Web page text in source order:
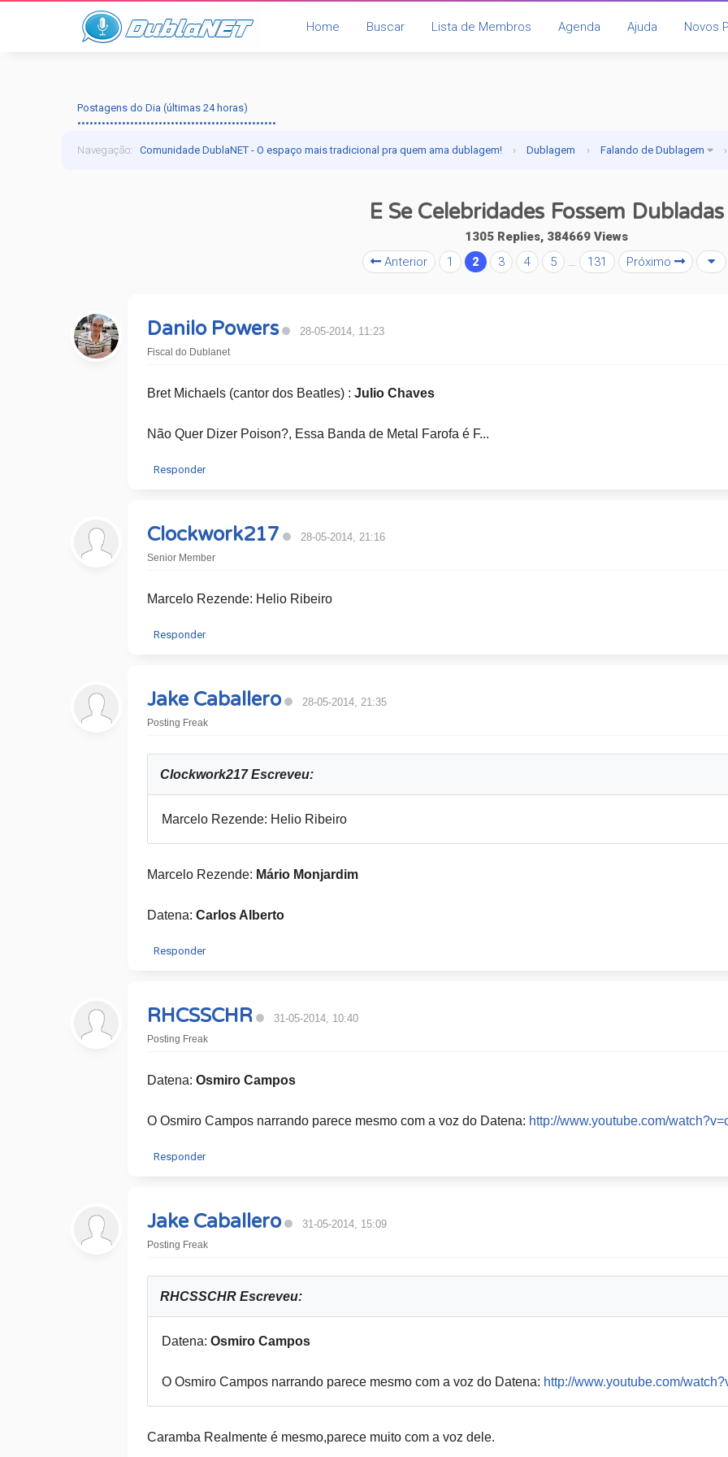
Home Buscar Lista de Membros Agenda Ajuda Novos
Postagens do Dia (últimas 24 horas)
•••••••••••••••••••••••••••••••••••••••••••••••••
Navegação:Comunidade DublaNET - O espaço mais tradicional pra quem ama dublagem! › Dublagem › Falando de Dublagem ›
E Se Celebridades Fossem Dubladas
1305 Replies, 384669 Views
Anterior
1 2 3 4 5 … 131 Próximo
Danilo Powers 28-05-2014, 11:23
Fiscal do Dublanet
Bret Michaels (cantor dos Beatles) : Julio Chaves
Não Quer Dizer Poison?, Essa Banda de Metal Farofa é F...
Responder
Clockwork217 28-05-2014, 21:16
Senior Member
Marcelo Rezende: Helio Ribeiro
Responder
Jake Caballero 28-05-2014, 21:35
Posting Freak
Clockwork217 Escreveu:
Marcelo Rezende: Helio Ribeiro
Marcelo Rezende: Mário Monjardim
Datena: ​Carlos Alberto
Responder
RHCSSCHR 31-05-2014, 10:40
Posting Freak
Datena: Osmiro Campos
O Osmiro Campos narrando parece mesmo com a voz do Datena: http://www.youtube.com/
Responder
Jake Caballero 31-05-2014, 15:09
Posting Freak
RHCSSCHR Escreveu:
Datena: Osmiro Campos
O Osmiro Campos narrando parece mesmo com a voz do Datena: http://www.youtube.com/
Caramba Realmente é mesmo,parece muito com a voz dele.